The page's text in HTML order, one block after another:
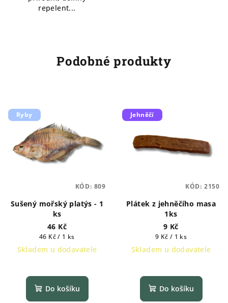
repelent...
Podobné produkty
Ryby
Sušený mořský platýs - 1
ks
46 Kč
Měrná
cena:
46 Kč / 1 ks
Skladem u dodavatele
hodnocení
produktu
Do košíku
KÓD: 809
Jehněčí
Plátek z jehněčího masa
1ks
9 Kč
Měrná
cena:
9 Kč / 1 ks
Skladem u dodavatele
Do košíku
KÓD: 2150